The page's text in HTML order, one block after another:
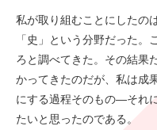
私が取り組むことにしたの
「史」という分野だった
ろと調べてきた。その結果
かってきたのだが、私は成
にする過程そのもの―それ
たいと思ったのである。